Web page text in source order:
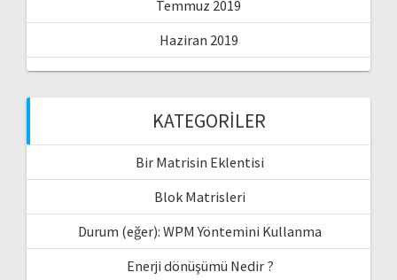
Temmuz 2019
Haziran 2019
KATEGORILER
Bir Matrisin Eklentisi
Blok Matrisleri
Durum (eğer): WPM Yöntemini Kullanma
Enerji dönüşümü Nedir ?